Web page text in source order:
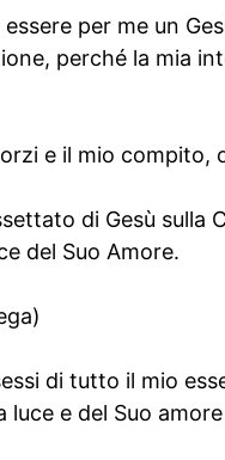
per me un
perché la mia
e il mio compito,
di Gesù sulla
del Suo Amore.
di tutto il mio
luce e del Suo